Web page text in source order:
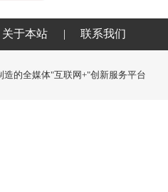
关于本站 | 联系我们
造的全媒体"互联网+"创新服务平台